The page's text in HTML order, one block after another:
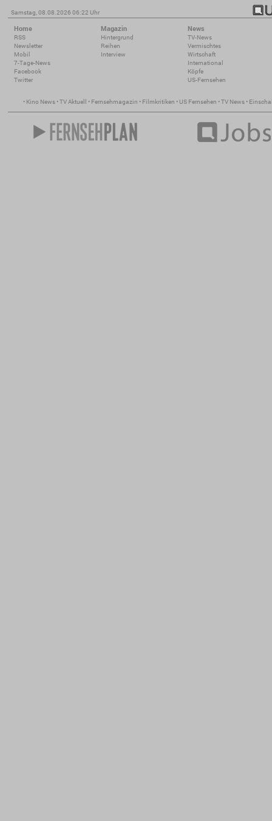
Samstag, 08.08.2026 06:22 Uhr
Home
RSS
Newsletter
Mobil
7-Tage-News
Facebook
Twitter
Magazin
Hintergrund
Reihen
Interview
News
TV-News
Vermischtes
Wirtschaft
International
Köpfe
US-Fernsehen
• Kino News •TV Aktuell • Fernsehmagazin • Filmkritiken • US Fernsehen •TV News •